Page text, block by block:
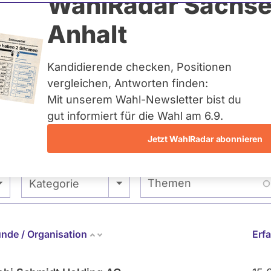
Anhalt
Kandidierende checken, Positionen
vergleichen, Antworten finden:
Mit unserem Wahl-Newsletter bist du
gut informiert für die Wahl am 6.9.
Jetzt WahlRadar abonnieren
und kein zukünftiges
auf Landes-, Bundes-
über eine
erfasst.
Kategorie
- Alle -
/ Organisation